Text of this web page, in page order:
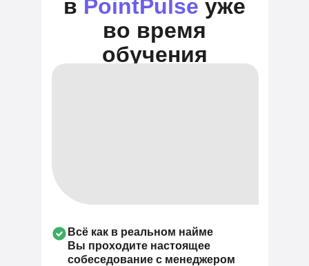
в PointPulse уже
во время
обучения
Всё как в реальном найме
Вы проходите настоящее
собеседование с менеджером